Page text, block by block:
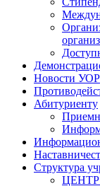
Новости УОР
Абитуриенту
Структура